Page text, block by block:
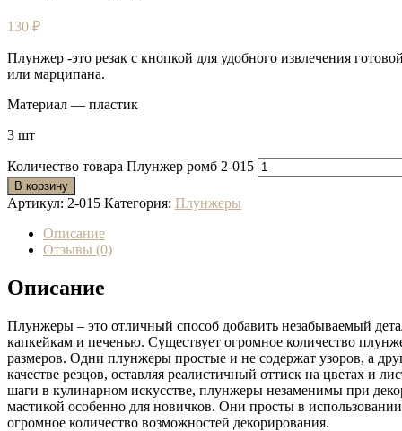
130 ₽
Плунжер -это резак с кнопкой для удобного извлечения
или марципана.
Материал — пластик
3 шт
Количество товара Плунжер ромб 2-015
В корзину
Артикул: 2-015 Категория: Плунжеры
Описание
Отзывы (0)
Описание
Плунжеры – это отличный способ добавить незабываемый
капкейкам и печенью. Существует огромное количество
размеров. Одни плунжеры простые и не содержат узоров, а
качестве резцов, оставляя реалистичный оттиск на цветах и
шаги в кулинарном искусстве, плунжеры незаменимы при
мастикой особенно для новичков. Они просты в
огромное количество возможностей декорирования.